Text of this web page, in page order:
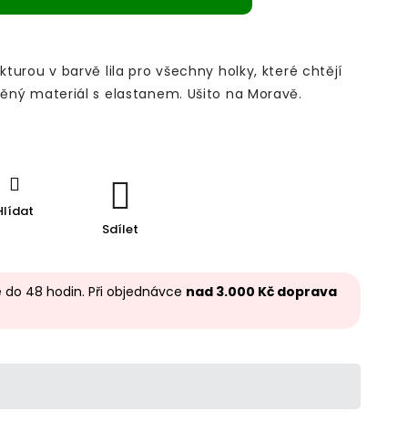
v barvě lila pro všechny holky, které chtějí
materiál s elastanem. Ušito na Moravě.
Sdílet
48 hodin. Při objednávce nad 3.000 Kč doprava